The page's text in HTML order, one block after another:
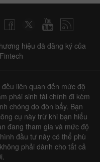
Forecast Previous|
hiệu đã đăng ký của
liên quan đến mức độ
phái sinh tài chính đi kèm
chóng do đòn bẩy. Bạn
cụ này trừ khi bạn hiểu
đang tham gia và mức độ
đầu tư này có thể phù
phải dành cho tất cả